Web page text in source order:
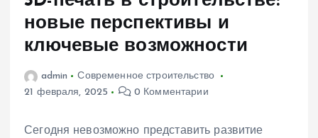
новые перспективы и
ключевые возможности
admin
Современное строительство
21 февраля, 2025
0 Комментарии
Сегодня невозможно представить развитие